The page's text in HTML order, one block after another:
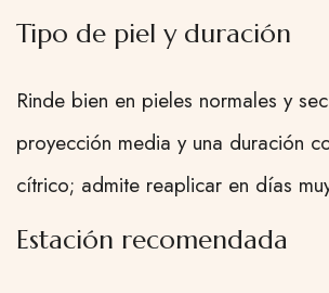
Tipo de piel y duración
Rinde bien en pieles normales y
proyección media y una duración
cítrico; admite reaplicar en días
Estación recomendada